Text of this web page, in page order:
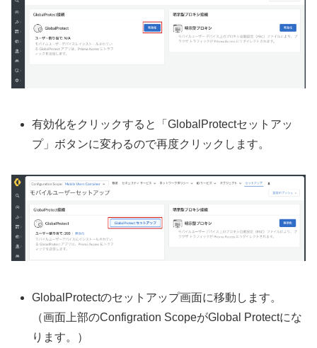
有効化をクリックすると「GlobalProtectセットアッ
プ」ボタンに変わるので再度クリックします。
GlobalProtectのセットアップ画面に移動します。
（画面上部のConfigration ScopeがGlobal Protectにな
ります。）